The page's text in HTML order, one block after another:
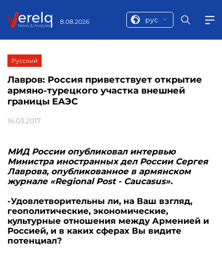
8.08.2026 рус
Русский
Лавров: Россия приветствует открытие
армяно-турецкого участка внешней
границы ЕАЭС
16.03.2017
МИД России опубликовал интервью
Министра иностранных дел России Сергея
Лаврова, опубликованное в армянском
журнале «Regional Post - Caucasus».
-Удовлетворительны ли, на Ваш взгляд,
геополитические, экономические,
культурные отношения между Арменией и
Россией, и в каких сферах Вы видите
потенциал?